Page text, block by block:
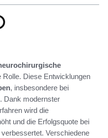
Rolle. Diese Entwicklungen
, insbesondere bei
Dank modernster
wird die
und die Erfolgsquote bei
Verschiedene